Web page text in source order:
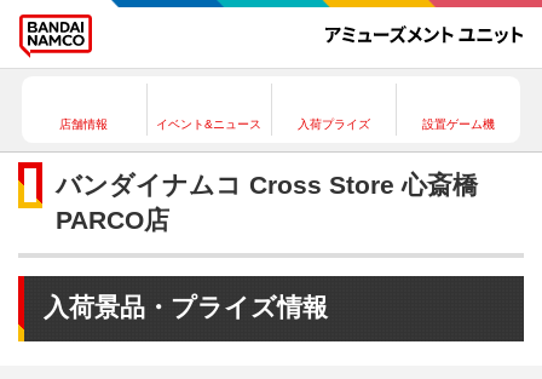
店舗情報 イベント&ニュース 入荷プライズ 設置ゲーム機
バンダイナムコ Cross Store 心斎橋
PARCO店
入荷景品・プライズ情報